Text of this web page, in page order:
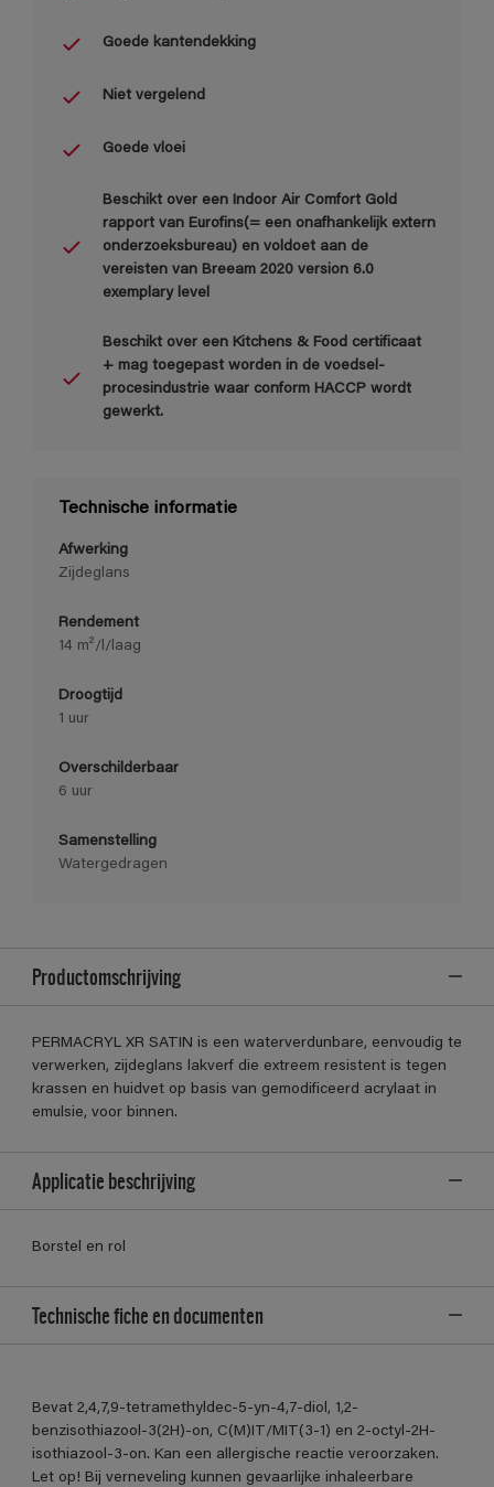
Goede kantendekking
Niet vergelend
Goede vloei
Beschikt over een Indoor Air Comfort Gold
rapport van Eurofins(= een onafhankelijk extern
onderzoeksbureau) en voldoet aan de
vereisten van Breeam 2020 version 6.0
exemplary level
Beschikt over een Kitchens & Food certificaat
+ mag toegepast worden in de voedsel-
procesindustrie waar conform HACCP wordt
gewerkt.
Technische informatie
Afwerking
Zijdeglans
Rendement
14 m²/l/laag
Droogtijd
1 uur
Overschilderbaar
6 uur
Samenstelling
Watergedragen
Productomschrijving
PERMACRYL XR SATIN is een waterverdunbare, eenvoudig te
verwerken, zijdeglans lakverf die extreem resistent is tegen
krassen en huidvet op basis van gemodificeerd acrylaat in
emulsie, voor binnen.
Applicatie beschrijving
Borstel en rol
Technische fiche en documenten
Bevat 2,4,7,9-tetramethyldec-5-yn-4,7-diol, 1,2-
benzisothiazool-3(2H)-on, C(M)IT/MIT(3-1) en 2-octyl-2H-
isothiazool-3-on. Kan een allergische reactie veroorzaken.
Let op! Bij verneveling kunnen gevaarlijke inhaleerbare